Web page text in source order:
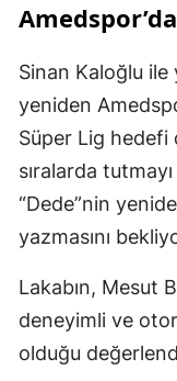
Sinan Kaloğlu ile
yeniden
Süper Lig hedefi
sıralarda
“Dede”nin
yazmasını
Lakabın, Mesut
deneyimli ve
olduğu